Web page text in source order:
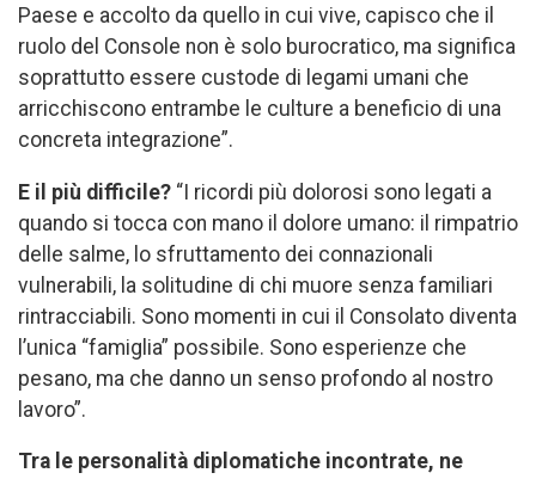
Paese e accolto da quello in cui vive, capisco che il
ruolo del Console non è solo burocratico, ma significa
soprattutto essere custode di legami umani che
arricchiscono entrambe le culture a beneficio di una
concreta integrazione”.
E il più difficile? “I ricordi più dolorosi sono legati a
quando si tocca con mano il dolore umano: il rimpatrio
delle salme, lo sfruttamento dei connazionali
vulnerabili, la solitudine di chi muore senza familiari
rintracciabili. Sono momenti in cui il Consolato diventa
l’unica “famiglia” possibile. Sono esperienze che
pesano, ma che danno un senso profondo al nostro
lavoro”.
Tra le personalità diplomatiche incontrate, ne